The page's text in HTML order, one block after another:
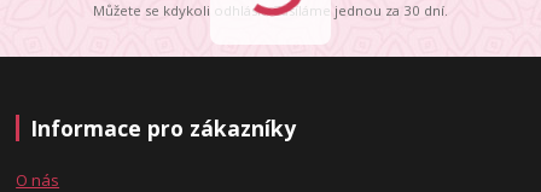
Můžete se kdykoli odhlásit. Zasíláme jednou za 30 dní.
Informace pro zákazníky
O nás